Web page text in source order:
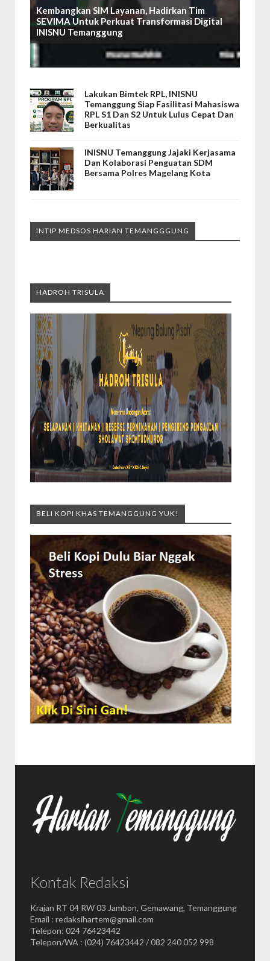
Kembangkan SIM Layanan, Hadirkan Tim
SEVIMA Untuk Perkuat Transformasi Digital
INISNU Temanggung
Lakukan Bimtek RPL, INISNU
Temanggung Siap Fasilitasi Mahasiswa
RPL S1 Dan S2 Untuk Lulus Cepat Dan
Berkualitas
INISNU Temanggung Jajaki Kerjasama
Dan Kolaborasi Penguatan SDM
Bersama Polres Magelang Kota
INTIP MEDSOS HARIAN TEMANGGGUNG
HADROH TRISULA
BELI KOPI KHAS TEMANGGUNG YUK!
Kontak Redaksi
Krajan RT 04 RW 03 Jambon, Gemawang, Temanggung
Email : redaksihartem@gmail.com
Telepon: 024 76423442
Telepon/WA : (024) 76423442 / 082 240 052 998